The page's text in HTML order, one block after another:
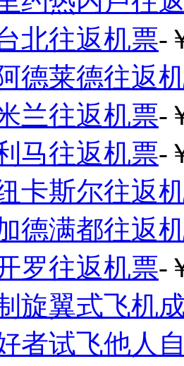
北往返机票-
德莱德往返
兰往返机票-
马往返机票-
卡斯尔往返
德满都往返
罗往返机票-
旋翼式飞机
者试飞他人